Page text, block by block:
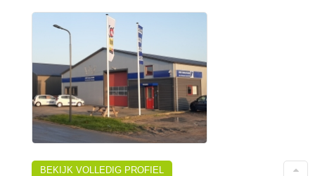
BEKIJK VOLLEDIG PROFIEL